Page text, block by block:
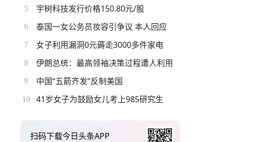
5 宇树科技发行价格150.80元/股
6 泰国一女公务员妆容引争议 本人回应
7 女子利用漏洞0元薅走3000多件家电
8 伊朗总统：最高领袖决策过程遭人利用
9 中国“五箭齐发”反制美国
10 41岁女子为鼓励女儿考上985研究生
扫码下载今日头条APP